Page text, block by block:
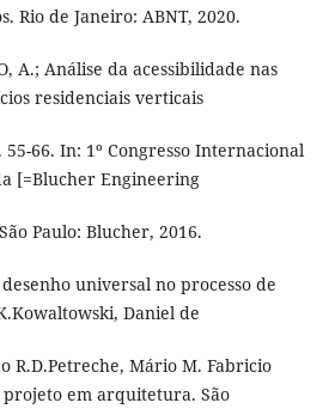
Rio de Janeiro: ABNT, 2020.
A.; Análise da acessibilidade nas
residenciais verticais
66. In: 1º Congresso Internacional
[=Blucher Engineering
Paulo: Blucher, 2016.
universal no processo de
Daniel de
R.D.Petreche, Mário M. Fabricio
projeto em arquitetura. São